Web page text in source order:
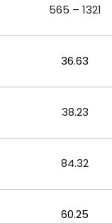
565 – 1321
36.63
38.23
84.32
60.25